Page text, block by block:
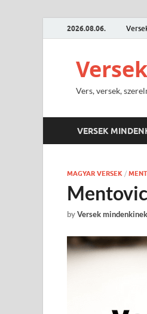
2026.08.06.
Vers, versek,
VERSEK
MAGYAR VERSEK /
byVersek mindenkinek